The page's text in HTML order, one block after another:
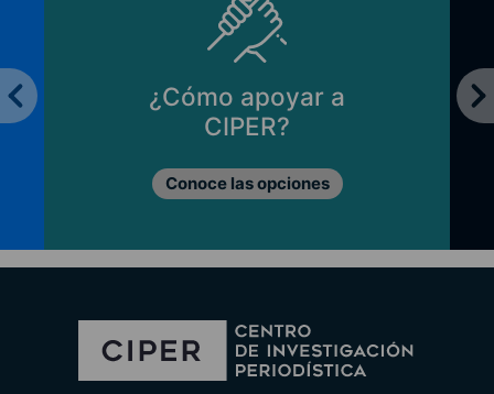
¿Cómo apoyar a
CIPER?
Conoce las opciones